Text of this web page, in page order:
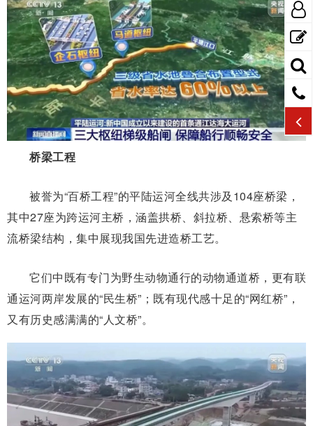
桥梁工程
被誉为“百桥工程”的平陆运河全线共涉及104座桥梁，
其中27座为跨运河主桥，涵盖拱桥、斜拉桥、悬索桥等主
流桥梁结构，集中展现我国先进造桥工艺。
它们中既有专门为野生动物通行的动物通道桥，更有联
通运河两岸发展的“民生桥”；既有现代感十足的“网红桥”，
又有历史感满满的“人文桥”。